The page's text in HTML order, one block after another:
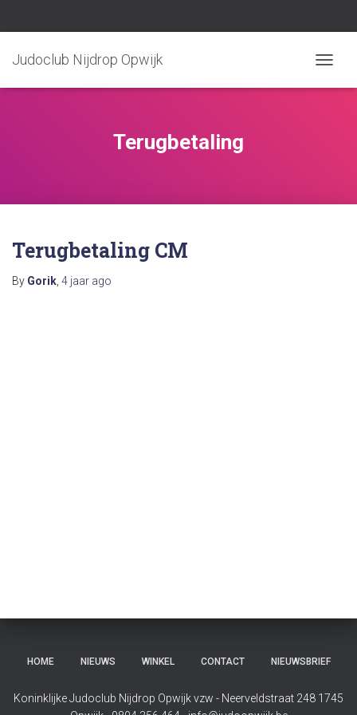
Judoclub Nijdrop Opwijk
Terugbetaling
Terugbetaling CM
By Gorik 4 jaar ago
HOME NIEUWS WINKEL CONTACT NIEUWSBRIEF
Koninklijke Judoclub Nijdrop Opwijk vzw - Neerveldstraat 248 1745